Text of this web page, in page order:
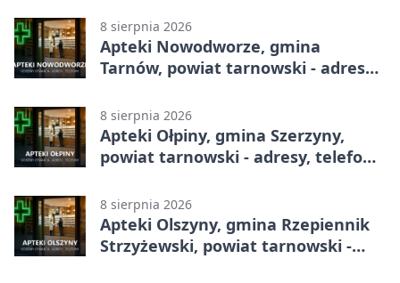
8 sierpnia 2026
Apteki Nowodworze, gmina
Tarnów, powiat tarnowski - adresy,
8 sierpnia 2026
Apteki Ołpiny, gmina Szerzyny,
powiat tarnowski - adresy, telefony,
8 sierpnia 2026
Apteki Olszyny, gmina Rzepiennik
Strzyżewski, powiat tarnowski -